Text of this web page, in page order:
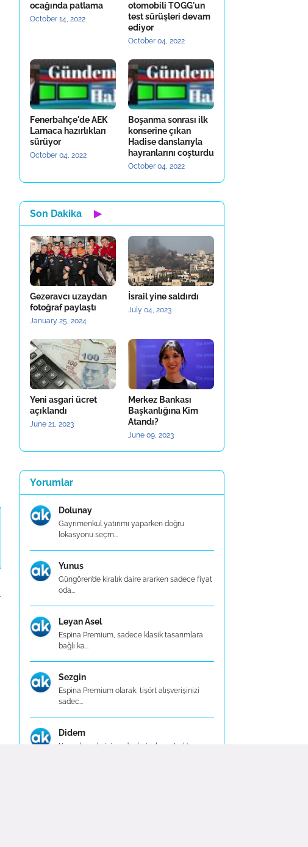
ocağında patlama
October 14, 2022
otomobili TOGG'un
test sürüşleri devam
ediyor
October 04, 2022
Fenerbahçe'de AEK
Larnaca hazırlıkları
sürüyor
October 04, 2022
Boşanma sonrası ilk
konserine çıkan
Hadise danslarıyla
hayranlarını coşturdu
October 04, 2022
Son Dakika ▶
Gezeravcı uzaydan
fotoğraf paylaştı
January 25, 2024
İsrail yine saldırdı
July 04, 2023
Yeni asgari ücret
açıklandı
June 21, 2023
Merkez Bankası
Başkanlığına Kim
Atandı?
June 09, 2023
Yorumlar
Dolunay
Gayrimenkul yatırımı yaparken doğru
lokasyonu seçm...
Yunus
Güngören’de kiralık daire ararken sadece fiyat
oda...
Leyan Asel
Espina Premium, sadece klasik tasarımlara
bağlı ka...
Sezgin
Espina Premium olarak, tişört alışverişinizi
sadec...
Didem
Kış aylarında içi şardonlu (polar astarlı)